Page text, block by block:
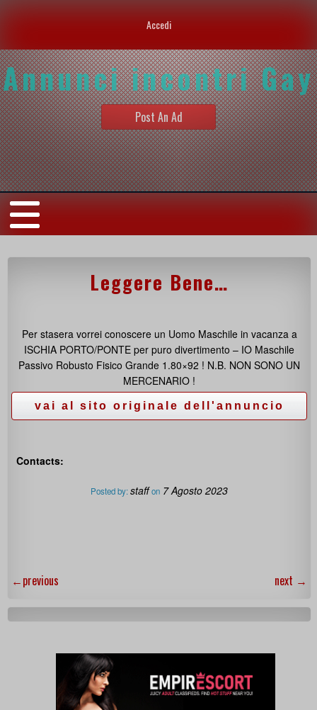
Accedi
Annunci incontri Gay
Post An Ad
Leggere Bene…
Per stasera vorrei conoscere un Uomo Maschile in vacanza a
ISCHIA PORTO/PONTE per puro divertimento – IO Maschile
Passivo Robusto Fisico Grande 1.80×92 ! N.B. NON SONO UN
MERCENARIO !
Contacts:
Posted by:staff on 7 Agosto 2023
←previous next →